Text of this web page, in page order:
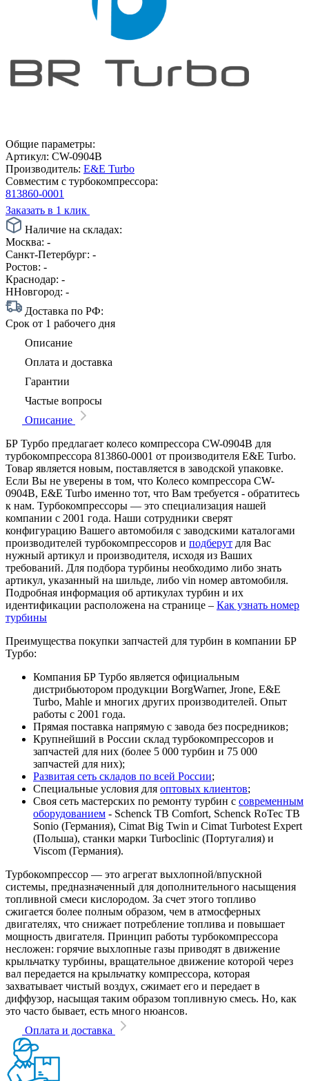
Общие параметры:
Артикул: CW-0904B
Производитель: E&E Turbo
Совместим с турбокомпрессора:
813860-0001
Заказать в 1 клик
Наличие на складах:
Москва: -
Санкт-Петербург: -
Ростов: -
Краснодар: -
ННовгород: -
Доставка по РФ:
Срок от 1 рабочего дня
Описание
Оплата и доставка
Гарантии
Частые вопросы
Описание
БР Турбо предлагает колесо компрессора CW-0904B для
турбокомпрессора 813860-0001 от производителя E&E Turbo.
Товар является новым, поставляется в заводской упаковке.
Если Вы не уверены в том, что Колесо компрессора CW-
0904B, E&E Turbo именно тот, что Вам требуется - обратитесь
к нам. Турбокомпрессоры — это специализация нашей
компании с 2001 года. Наши сотрудники сверят
конфигурацию Вашего автомобиля с заводскими каталогами
производителей турбокомпрессоров и подберут для Вас
нужный артикул и производителя, исходя из Ваших
требований. Для подбора турбины необходимо либо знать
артикул, указанный на шильде, либо vin номер автомобиля.
Подробная информация об артикулах турбин и их
идентификации расположена на странице – Как узнать номер
турбины
Преимущества покупки запчастей для турбин в компании БР
Турбо:
Компания БР Турбо является официальным
дистрибьютором продукции BorgWarner, Jrone, E&E
Turbo, Mahle и многих других производителей. Опыт
работы с 2001 года.
Прямая поставка напрямую с завода без посредников;
Крупнейший в России склад турбокомпрессоров и
запчастей для них (более 5 000 турбин и 75 000
запчастей для них);
Развитая сеть складов по всей России;
Специальные условия для оптовых клиентов;
Своя сеть мастерских по ремонту турбин с современным
оборудованием - Schenck TB Comfort, Schenck RoTec TB
Sonio (Германия), Cimat Big Twin и Cimat Turbotest Expert
(Польша), станки марки Turboclinic (Португалия) и
Viscom (Германия).
Турбокомпрессор — это агрегат выхлопной/впускной
системы, предназначенный для дополнительного насыщения
топливной смеси кислородом. За счет этого топливо
сжигается более полным образом, чем в атмосферных
двигателях, что снижает потребление топлива и повышает
мощность двигателя. Принцип работы турбокомпрессора
несложен: горячие выхлопные газы приводят в движение
крыльчатку турбины, вращательное движение которой через
вал передается на крыльчатку компрессора, которая
захватывает чистый воздух, сжимает его и передает в
диффузор, насыщая таким образом топливную смесь. Но, как
это часто бывает, есть много нюансов.
Оплата и доставка